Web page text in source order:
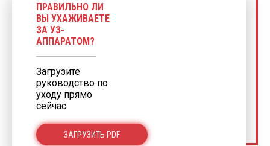
ПРАВИЛЬНО ЛИ
ВЫ УХАЖИВАЕТЕ
ЗА УЗ-
АППАРАТОМ?
Загрузите
руководство по
уходу прямо
сейчас
ЗАГРУЗИТЬ PDF